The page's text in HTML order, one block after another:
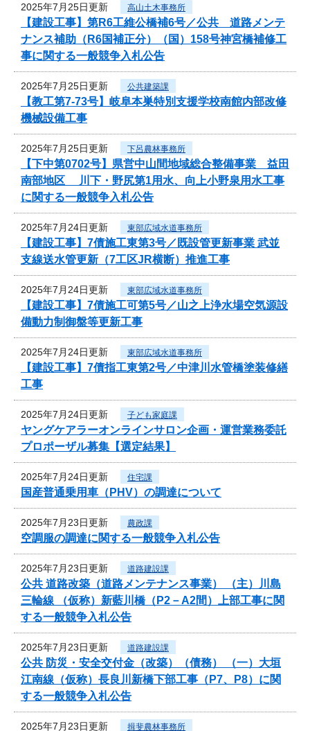
2025年7月25日更新 高山土木事務所
【建設工事】第R6工維公橋補6号／公共 道路メンテ
ナンス補助（R6国補正分）（国）158号神宮橋補修工
事に関する一般競争入札公告
2025年7月25日更新 公共建築課
【教工第7-73号】岐阜本巣特別支援学校南館内部改修
機械設備工事
2025年7月25日更新 下呂農林事務所
【下中第0702号】県営中山間地域総合整備事業 益田
南部地区 川下・野尻第1用水、向上小野泉用水工事
に関する一般競争入札公告
2025年7月24日更新 東部広域水道事務所
【建設工事】7債施工東第3号／既設管更新事業 武並
支線送水管更新（7工区JR横断）推進工事
2025年7月24日更新 東部広域水道事務所
【建設工事】7債施工可第5号／山之上浄水場空気源設
備動力制御盤等更新工事
2025年7月24日更新 東部広域水道事務所
【建設工事】7債指工東第2号／中津川水管橋塗装修繕
工事
2025年7月24日更新 子ども家庭課
ヤングケアラーオンラインサロン企画・運営業務委託
プロポーザル募集【選定結果】
2025年7月24日更新 住宅課
国産普通乗用車（PHV）の調達について
2025年7月23日更新 農政課
空調服の調達に関する一般競争入札公告
2025年7月23日更新 道路建設課
公共 道路改築（道路メンテナンス事業） （主）川島
三輪線 （仮称）新藍川橋（P2－A2間）上部工事に関
する一般競争入札公告
2025年7月23日更新 道路建設課
公共 防災・安全交付金（改築）（債務） （一）大垣
江南線（仮称）長良川新橋下部工事（P7、P8）に関
する一般競争入札公告
2025年7月23日更新 揖斐農林事務所